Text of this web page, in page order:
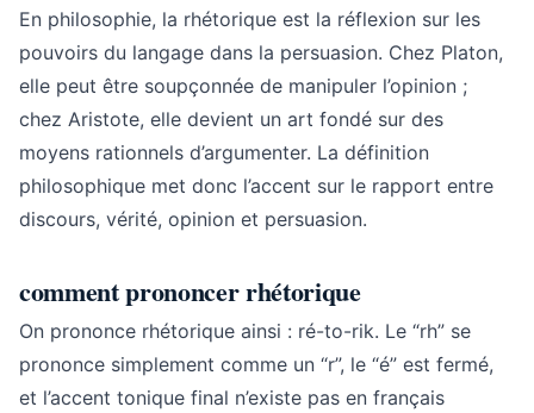
En philosophie, la rhétorique est la réflexion sur les
pouvoirs du langage dans la persuasion. Chez Platon,
elle peut être soupçonnée de manipuler l’opinion ;
chez Aristote, elle devient un art fondé sur des
moyens rationnels d’argumenter. La définition
philosophique met donc l’accent sur le rapport entre
discours, vérité, opinion et persuasion.
comment prononcer rhétorique
On prononce rhétorique ainsi : ré-to-rik. Le “rh” se
prononce simplement comme un “r”, le “é” est fermé,
et l’accent tonique final n’existe pas en français